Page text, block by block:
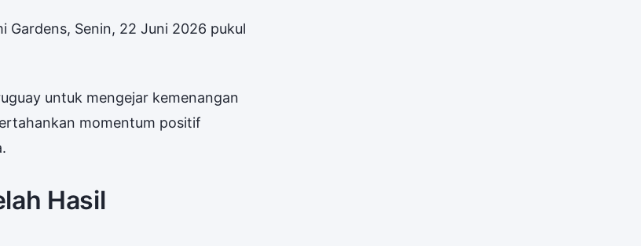
Gardens, Senin, 22 Juni 2026 pukul
untuk mengejar kemenangan
momentum positif
Hasil